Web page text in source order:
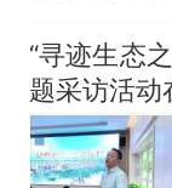
“寻迹生态
题采访活动